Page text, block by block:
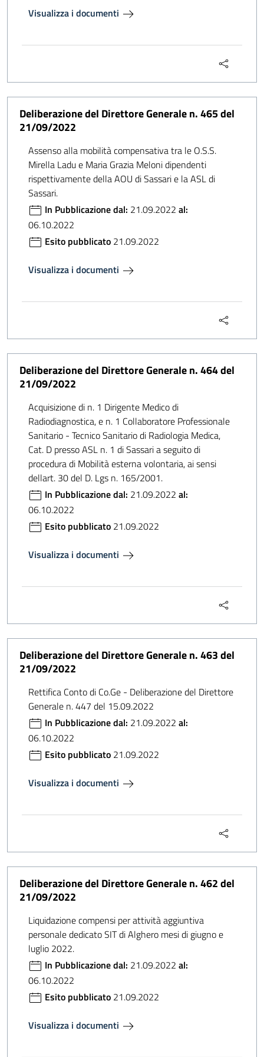
Visualizza i documenti
Deliberazione del Direttore Generale n. 465 del
21/09/2022
Assenso alla mobilità compensativa tra le O.S.S.
Mirella Ladu e Maria Grazia Meloni dipendenti
rispettivamente della AOU di Sassari e la ASL di
Sassari.
In Pubblicazione dal: 21.09.2022 al:
06.10.2022
Esito pubblicato 21.09.2022
Visualizza i documenti
Deliberazione del Direttore Generale n. 464 del
21/09/2022
Acquisizione di n. 1 Dirigente Medico di
Radiodiagnostica, e n. 1 Collaboratore Professionale
Sanitario - Tecnico Sanitario di Radiologia Medica,
Cat. D presso ASL n. 1 di Sassari a seguito di
procedura di Mobilità esterna volontaria, ai sensi
dellart. 30 del D. Lgs n. 165/2001.
In Pubblicazione dal: 21.09.2022 al:
06.10.2022
Esito pubblicato 21.09.2022
Visualizza i documenti
Deliberazione del Direttore Generale n. 463 del
21/09/2022
Rettifica Conto di Co.Ge - Deliberazione del Direttore
Generale n. 447 del 15.09.2022
In Pubblicazione dal: 21.09.2022 al:
06.10.2022
Esito pubblicato 21.09.2022
Visualizza i documenti
Deliberazione del Direttore Generale n. 462 del
21/09/2022
Liquidazione compensi per attività aggiuntiva
personale dedicato SIT di Alghero mesi di giugno e
luglio 2022.
In Pubblicazione dal: 21.09.2022 al:
06.10.2022
Esito pubblicato 21.09.2022
Visualizza i documenti